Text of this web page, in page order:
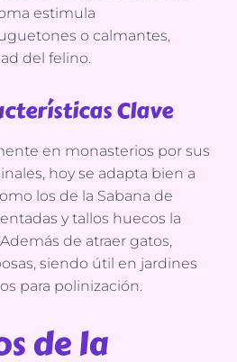
estimula
o calmantes,
del felino.
Clave
en monasterios por sus
hoy se adapta bien a
los de la Sabana de
y tallos huecos la
de atraer gatos,
siendo útil en jardines
para polinización.
de la